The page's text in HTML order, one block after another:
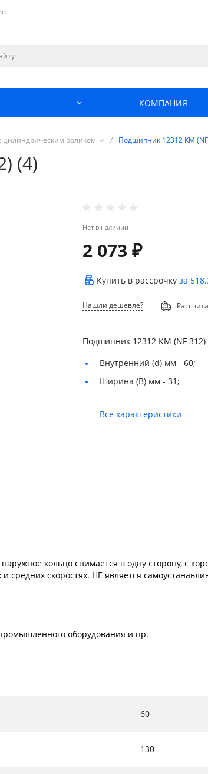
КОМПАНИЯ
роликом / Подшипник 12312 КМ (NF
(4)
Нет в наличии
2 073 ₽
Купить в рассрочкуза
Нашли дешевле?
Подшипник 12312 КМ (NF 312)
Внутренний (d) мм -60;
Ширина (B) мм -31;
Все характеристики
кольцо снимается в одну сторону, с
скоростях. НЕ является
оборудования и пр.
60
130